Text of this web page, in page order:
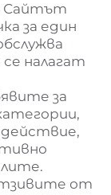
Сайтът
за един
се налагат
за
действие,
от